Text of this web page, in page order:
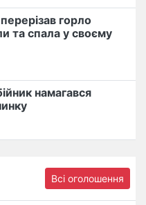
горло
та спала у своєму
намагався
Всі оголошення